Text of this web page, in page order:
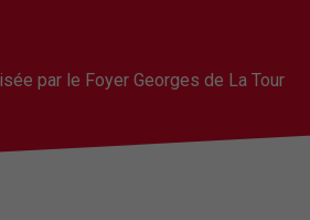
par le Foyer Georges de La Tour